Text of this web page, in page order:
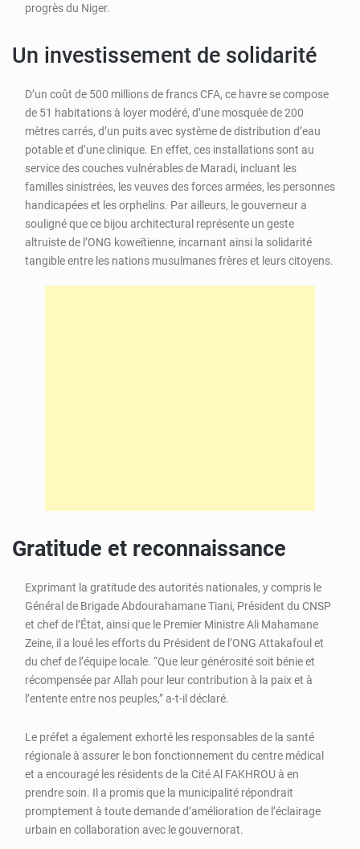
progrès du Niger.
Un investissement de solidarité
D’un coût de 500 millions de francs CFA, ce havre se compose
de 51 habitations à loyer modéré, d’une mosquée de 200
mètres carrés, d’un puits avec système de distribution d’eau
potable et d’une clinique. En effet, ces installations sont au
service des couches vulnérables de Maradi, incluant les
familles sinistrées, les veuves des forces armées, les personnes
handicapées et les orphelins. Par ailleurs, le gouverneur a
souligné que ce bijou architectural représente un geste
altruiste de l’ONG koweïtienne, incarnant ainsi la solidarité
tangible entre les nations musulmanes frères et leurs citoyens.
Gratitude et reconnaissance
Exprimant la gratitude des autorités nationales, y compris le
Général de Brigade Abdourahamane Tiani, Président du CNSP
et chef de l’État, ainsi que le Premier Ministre Ali Mahamane
Zeine, il a loué les efforts du Président de l’ONG Attakafoul et
du chef de l’équipe locale. “Que leur générosité soit bénie et
récompensée par Allah pour leur contribution à la paix et à
l’entente entre nos peuples,” a-t-il déclaré.
Le préfet a également exhorté les responsables de la santé
régionale à assurer le bon fonctionnement du centre médical
et a encouragé les résidents de la Cité Al FAKHROU à en
prendre soin. Il a promis que la municipalité répondrait
promptement à toute demande d’amélioration de l’éclairage
urbain en collaboration avec le gouvernorat.